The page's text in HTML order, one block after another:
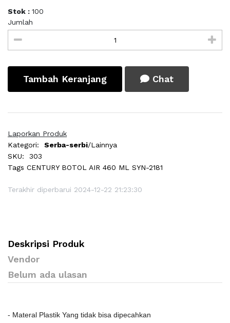
Stok : 100
Jumlah
Tambah Keranjang Chat
Laporkan Produk
Kategori:
Serba-serbi/Lainnya
SKU:
303
Tags CENTURY BOTOL AIR 460 ML SYN-2181
Terakhir diperbarui 2024-12-22 21:23:30
Deskripsi Produk
Vendor
Belum ada ulasan
- Materal Plastik Yang tidak bisa dipecahkan